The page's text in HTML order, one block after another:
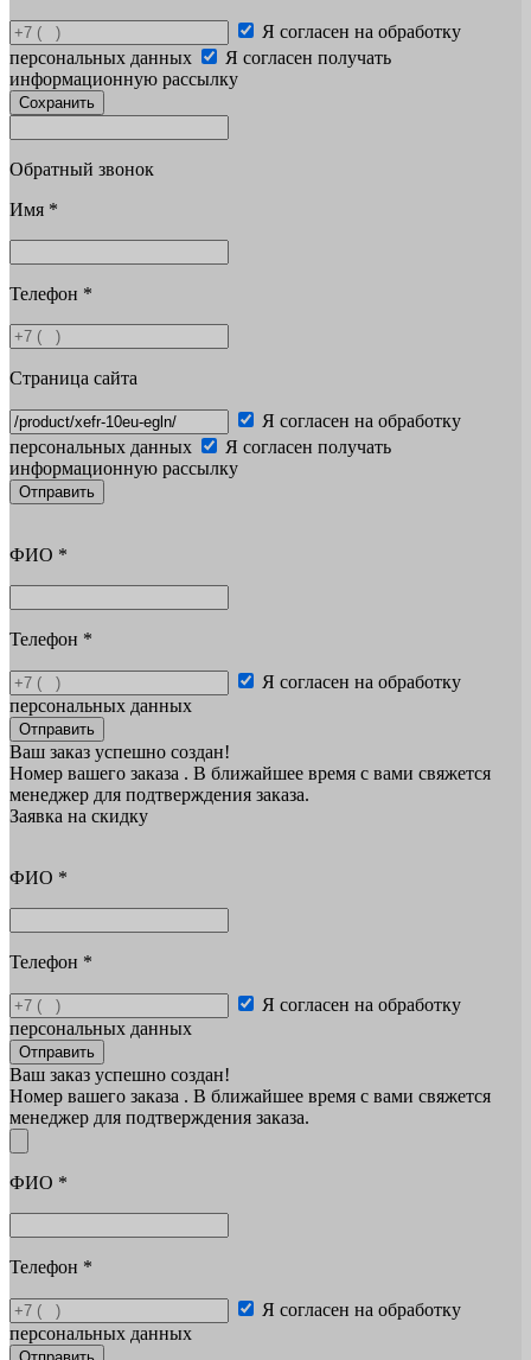
Я согласен на обработку
персональных данных
Я согласен получать
информационную рассылку
Сохранить
Обратный звонок
Имя *
Телефон *
Страница сайта
Я согласен на обработку
персональных данных
Я согласен получать
информационную рассылку
Отправить
ФИО *
Телефон *
Я согласен на обработку
персональных данных
Отправить
Ваш заказ успешно создан!
Номер вашего заказа . В ближайшее время с вами свяжется
менеджер для подтверждения заказа.
Заявка на скидку
ФИО *
Телефон *
Я согласен на обработку
персональных данных
Отправить
Ваш заказ успешно создан!
Номер вашего заказа . В ближайшее время с вами свяжется
менеджер для подтверждения заказа.
ФИО *
Телефон *
Я согласен на обработку
персональных данных